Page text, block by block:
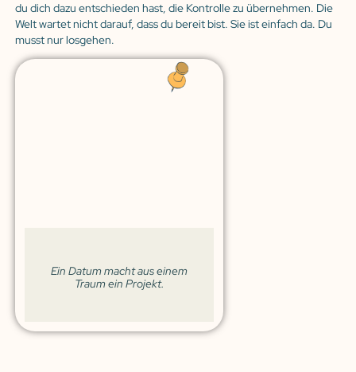
du dich dazu entschieden hast, die Kontrolle zu übernehmen. Die
Welt wartet nicht darauf, dass du bereit bist. Sie ist einfach da. Du
musst nur losgehen.
Ein Datum macht aus einem
Traum ein Projekt.